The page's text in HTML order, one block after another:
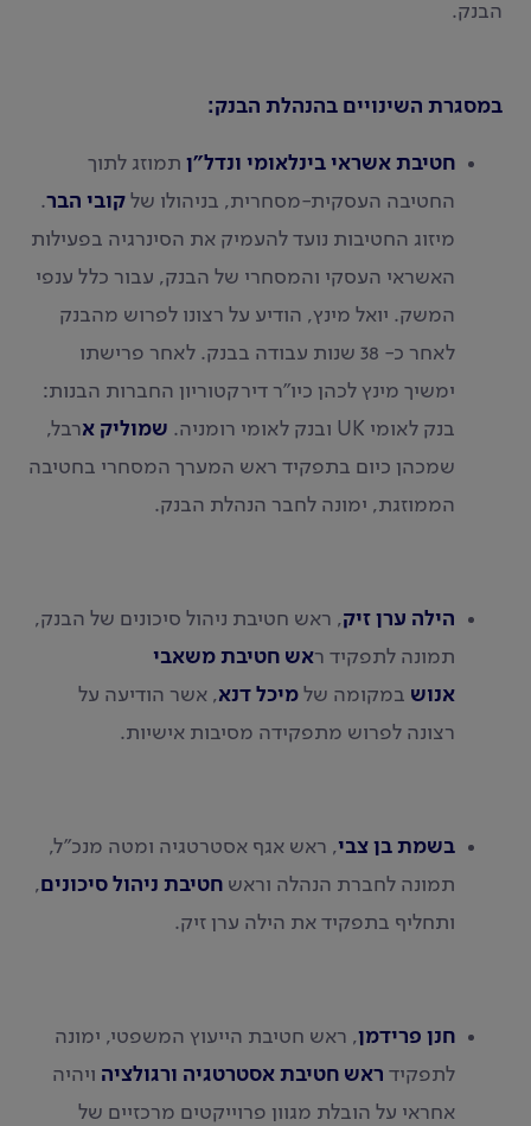
הבנק.
במסגרת השינויים בהנהלת הבנק:
חטיבת אשראי בינלאומי ונדל"ן תמוזג לתוך
החטיבה העסקית-מסחרית, בניהולו של קובי הבר.
מיזוג החטיבות נועד להעמיק את הסינרגיה בפעילות
האשראי העסקי והמסחרי של הבנק, עבור כלל ענפי
המשק. יואל מינץ, הודיע על רצונו לפרוש מהבנק
לאחר כ- 38 שנות עבודה בבנק. לאחר פרישתו
ימשיך מינץ לכהן כיו"ר דירקטוריון החברות הבנות:
בנק לאומי UK ובנק לאומי רומניה.
שמוליק ארבל,
שמכהן כיום בתפקיד ראש המערך המסחרי בחטיבה
הממוזגת, ימונה לחבר הנהלת הבנק.
הילה ערן זיק, ראש חטיבת ניהול סיכונים של הבנק,
תמונה לתפקיד ראש חטיבת משאבי
אנוש במקומה של מיכל דנא, אשר הודיעה על
רצונה לפרוש מתפקידה מסיבות אישיות.
בשמת בן צבי, ראש אגף אסטרטגיה ומטה מנכ"ל,
תמונה לחברת הנהלה וראש חטיבת ניהול סיכונים,
ותחליף בתפקיד את הילה ערן זיק.
חנן פרידמן, ראש חטיבת הייעוץ המשפטי, ימונה
לתפקיד ראש חטיבת אסטרטגיה ורגולציה ויהיה
אחראי על הובלת מגוון פרוייקטים מרכזיים של